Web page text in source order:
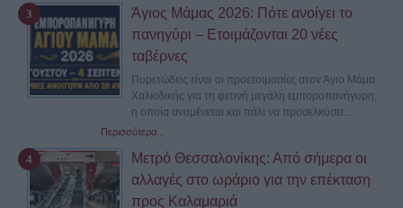
Άγιος Μάμας 2026: Πότε ανοίγει το
πανηγύρι – Ετοιμάζονται 20 νέες
ταβέρνες
Πυρετώδεις είναι οι προετοιμασίες στον Άγιο Μάμα
Χαλκιδικής για τη φετινή μεγάλη εμποροπανήγυρη,
η οποία αναμένεται και πάλι να προσελκύσει...
Περισσότερα...
Μετρό Θεσσαλονίκης: Από σήμερα οι
αλλαγές στο ωράριο για την επέκταση
προς Καλαμαριά